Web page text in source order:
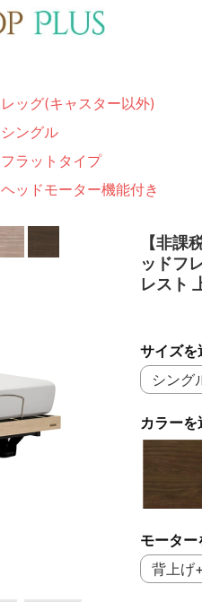
レッグ(キャスター以外)
シングル
フラットタイプ
ヘッドモーター機能付き
【非課
ッドフ
レスト
カラー
サイズを
モータ